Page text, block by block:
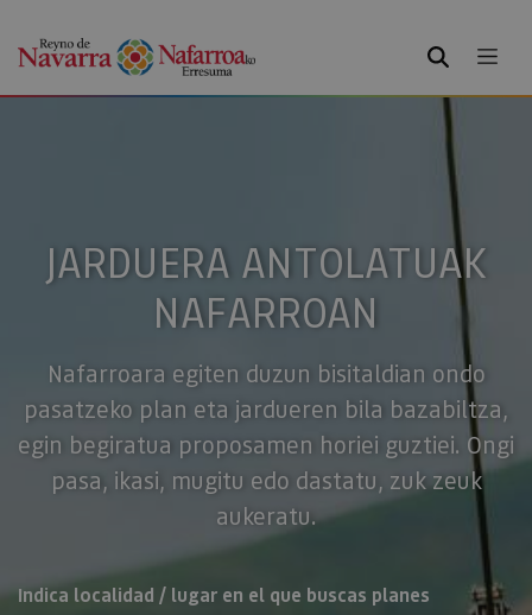
BILATU
JARDUERA ANTOLATUAK
NAFARROAN
Nafarroara egiten duzun bisitaldian ondo
pasatzeko plan eta jardueren bila bazabiltza,
egin begiratua proposamen horiei guztiei. Ongi
pasa, ikasi, mugitu edo dastatu, zuk zeuk
aukeratu.
BILATU
Indica localidad / lugar en el que buscas planes